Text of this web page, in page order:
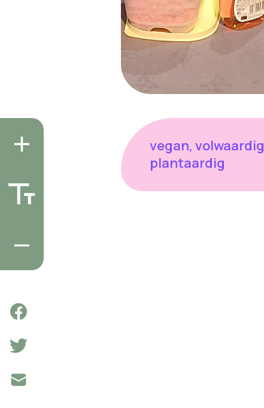
vegan, volwaardig
plantaardig